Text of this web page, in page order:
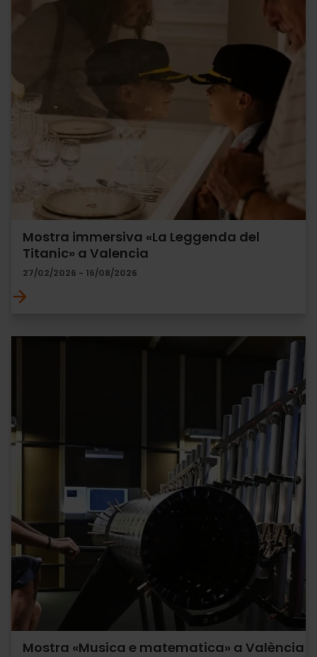
Mostra immersiva «La Leggenda del
Titanic» a Valencia
27/02/2026 - 16/08/2026
Mostra «Musica e matematica» a València